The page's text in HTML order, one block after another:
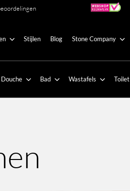
Stijlen Blog Stone Company
Douche Bad Wastafels Toilet